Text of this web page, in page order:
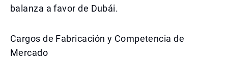
balanza a favor de Dubái.
Cargos de Fabricación y Competencia de
Mercado